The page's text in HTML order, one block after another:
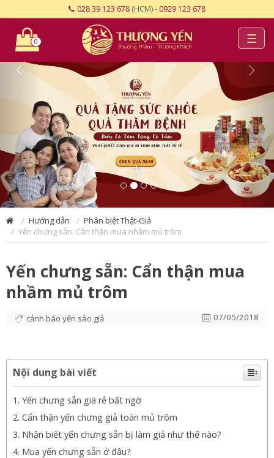
028 39 123 678 (HCM) - 0929 123 678
☰
0
Hướng dẫn
Phân biệt Thật-Giả
Yến chưng sẵn: Cẩn thận mua nhầm mủ trôm
Yến chưng sẵn: Cẩn thận mua
nhầm mủ trôm
cảnh báo yến sào giả 07/05/2018
Nội dung bài viết
Yến chưng sẵn giá rẻ bất ngờ
Cẩn thận yến chưng giả toàn mủ trôm
Nhận biết yến chưng sẵn bị làm giả như thế nào?
Mua yến chưng sẵn ở đâu?